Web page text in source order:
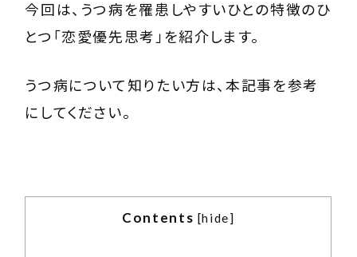
今回は、うつ病を罹患しやすいひとの特徴のひ
とつ「恋愛優先思考」を紹介します。
うつ病について知りたい方は、本記事を参考
にしてください。
Contents [hide]